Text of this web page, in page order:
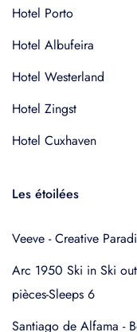
Hotel Porto
Hotel Albufeira
Hotel Westerland
Hotel Zingst
Hotel Cuxhaven
Les étoilées
Veeve - Creative
Arc 1950 Ski in Ski
pièces-Sleeps 6
Santiago de Alfama -